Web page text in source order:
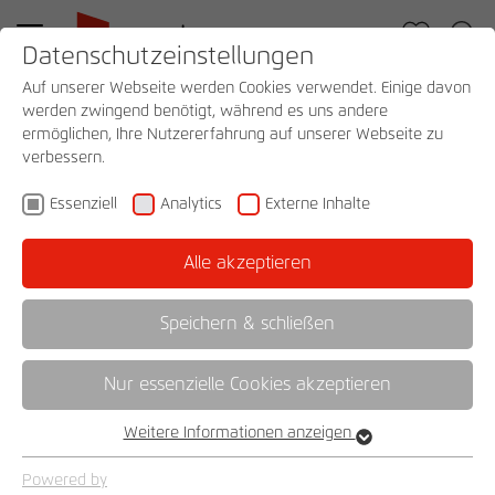
all products
company
Quality and Sustainability
Made in Germany
sustainably produced
Assembly instructions
Assembly videos
Service
Furniture care and instructions
Complaint form
Matching pieces
Datenschutzeinstellungen
Auf unserer Webseite werden Cookies verwendet. Einige davon
werden zwingend benötigt, während es uns andere
ermöglichen, Ihre Nutzererfahrung auf unserer Webseite zu
verbessern.
Essenziell Analytics Externe Inhalte
Alle akzeptieren
Speichern & schließen
Nur essenzielle Cookies akzeptieren
Essenzielle Cookies werden für grundlegende Funktionen der
Weitere Informationen anzeigen
Powered by